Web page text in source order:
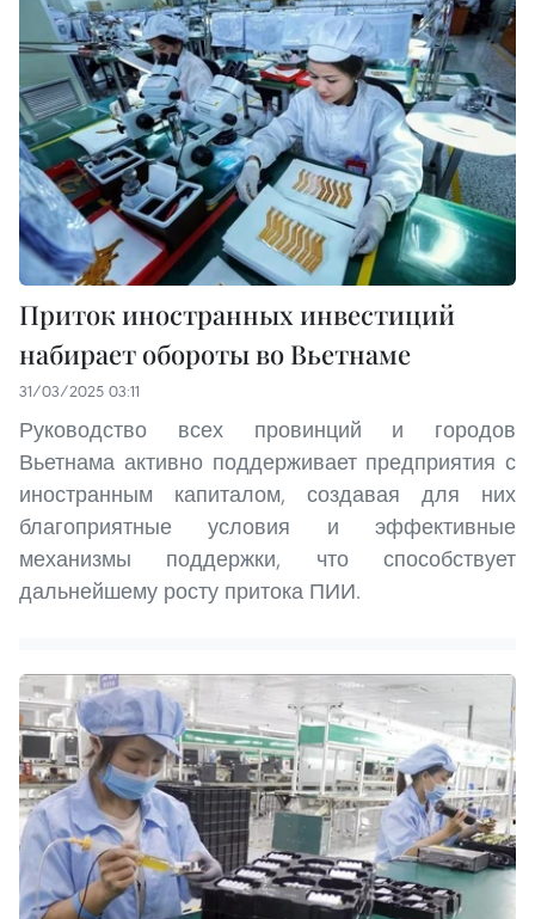
Приток иностранных инвестиций
набирает обороты во Вьетнаме
31/03/2025 03:11
Руководство всех провинций и городов
Вьетнама активно поддерживает предприятия с
иностранным капиталом, создавая для них
благоприятные условия и эффективные
механизмы поддержки, что способствует
дальнейшему росту притока ПИИ.